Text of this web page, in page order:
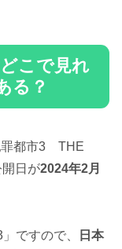
こで見れ
る？
罪都市3 THE
日が2024年2月
ですので、
日本